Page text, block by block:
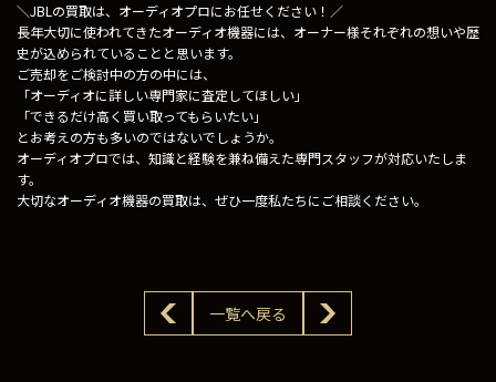
＼JBLの買取は、オーディオプロにお任せください！／
長年大切に使われてきたオーディオ機器には、オーナー様それぞれの想いや歴
史が込められていることと思います。
ご売却をご検討中の方の中には、
「オーディオに詳しい専門家に査定してほしい」
「できるだけ高く買い取ってもらいたい」
とお考えの方も多いのではないでしょうか。
オーディオプロでは、知識と経験を兼ね備えた専門スタッフが対応いたしま
す。
大切なオーディオ機器の買取は、ぜひ一度私たちにご相談ください。
一覧へ戻る